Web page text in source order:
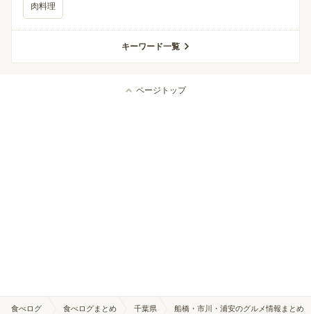
肉料理
キーワード一覧
ページトップ
食べログ 食べログまとめ 千葉県 船橋・市川・浦安のグルメ情報まとめ